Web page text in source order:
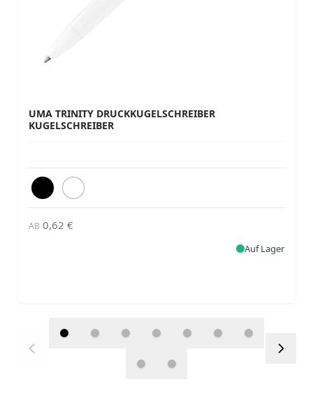
UMA TRINITY DRUCKKUGELSCHREIBER
KUGELSCHREIBER
AB 0,62 €
Auf Lager